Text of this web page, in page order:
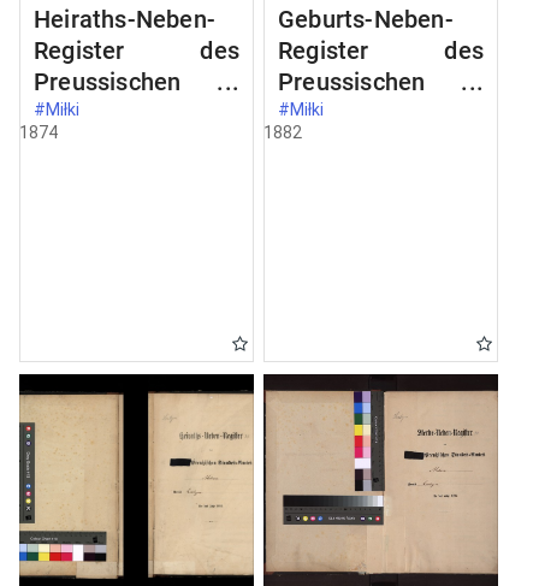
Heiraths-Neben-
Register des
Preussischen
Standes-Amtes
Milken Kreis
#Miłki
1874
Geburts-Neben-
Register des
Preussischen
Standes-Amtes
Milken Kreis
#Miłki
1882